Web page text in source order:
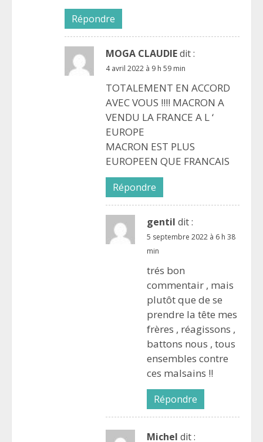
Répondre
MOGA CLAUDIEdit :
4 avril 2022 à 9 h 59 min
TOTALEMENT EN ACCORD
AVEC VOUS !!!! MACRON A
VENDU LA FRANCE A L ‘
EUROPE
MACRON EST PLUS
EUROPEEN QUE FRANCAIS
Répondre
gentil dit :
5 septembre 2022 à 6 h 38
min
trés bon
commentair , mais
plutôt que de se
prendre la tête mes
frères , réagissons ,
battons nous , tous
ensembles contre
ces malsains !!
Répondre
Michel dit :